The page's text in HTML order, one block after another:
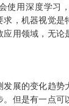
使用深度学习
，机器视觉
用领域，无
发展的变化趋势
但是有一点